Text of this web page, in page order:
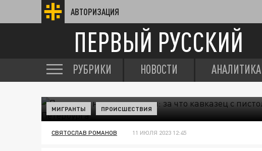
АВТОРИЗАЦИЯ
ПЕРВЫЙ РУССКИЙ
РУБРИКИ НОВОСТИ АНАЛИТИКА
МИГРАНТЫ ПРОИСШЕСТВИЯ
СВЯТОСЛАВ РОМАНОВ 11 ИЮЛЯ 2023 12:45